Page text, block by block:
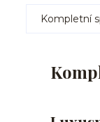
Kompletní